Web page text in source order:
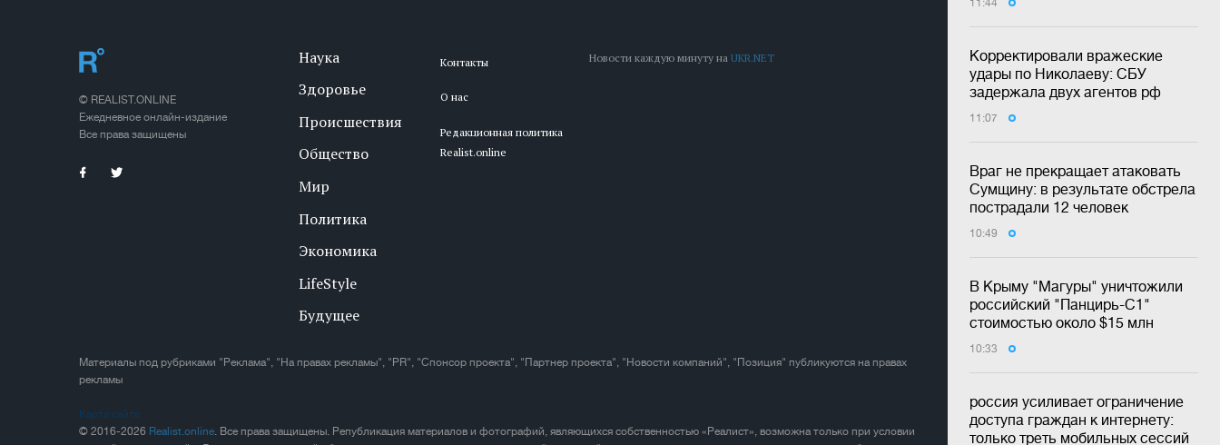
11:44
Корректировали вражеские
удары по Николаеву: СБУ
задержала двух агентов рф
11:07
Враг не прекращает атаковать
Сумщину: в результате обстрела
пострадали 12 человек
10:49
В Крыму "Магуры" уничтожили
российский "Панцирь-С1"
стоимостью около $15 млн
10:33
россия усиливает ограничение
доступа граждан к интернету:
только треть мобильных сессий
© REALIST.ONLINE
Ежедневное онлайн-издание
Все права защищены
Наука
Здоровье
Происшествия
Общество
Мир
Политика
Экономика
LifeStyle
Будущее
Контакты
О нас
Редакционная политика
Realist.online
Новости каждую минуту наUKR.NET
Материалы под рубриками "Реклама", "На правах рекламы", "PR", "Спонсор проекта", "Партнер проекта", "Новости компаний", "Позиция" публикуются на правах
рекламы
Карта сайта
© 2016-2026 Realist.online. Все права защищены. Републикация материалов и фотографий, являющихся собственностью «Реалист», возможна только при условии